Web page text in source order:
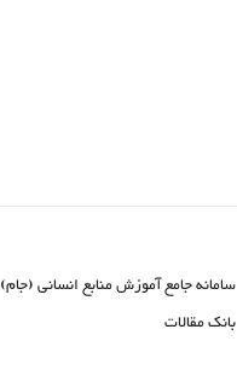
سامانه جامع آموزش منابع انسانی (جام)
بانک مقالات